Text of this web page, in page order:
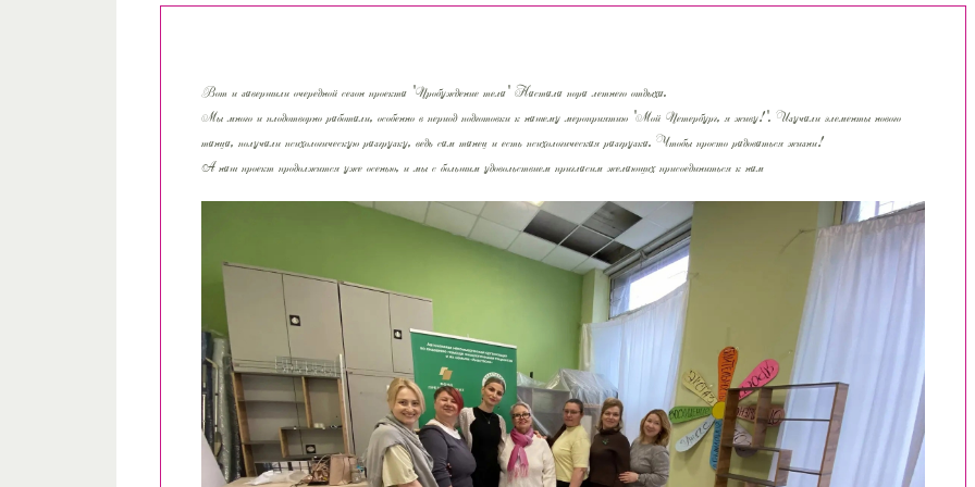
Вот и завершили очередной сезон проекта "Пробуждение тела" Настала пора летнего отдыха.
Мы много и плодотворно работали, особенно в период подготовки к нашему мероприятию "Мой Петербург, я живу!". Изучали элементы нового
танца, получали психологическую разгрузку, ведь сам танец и есть психологическая разгрузка. Чтобы просто радоваться жизни!
А наш проект продолжится уже осенью, и мы с большим удовольствием пригласим желающих присоединиться к нам